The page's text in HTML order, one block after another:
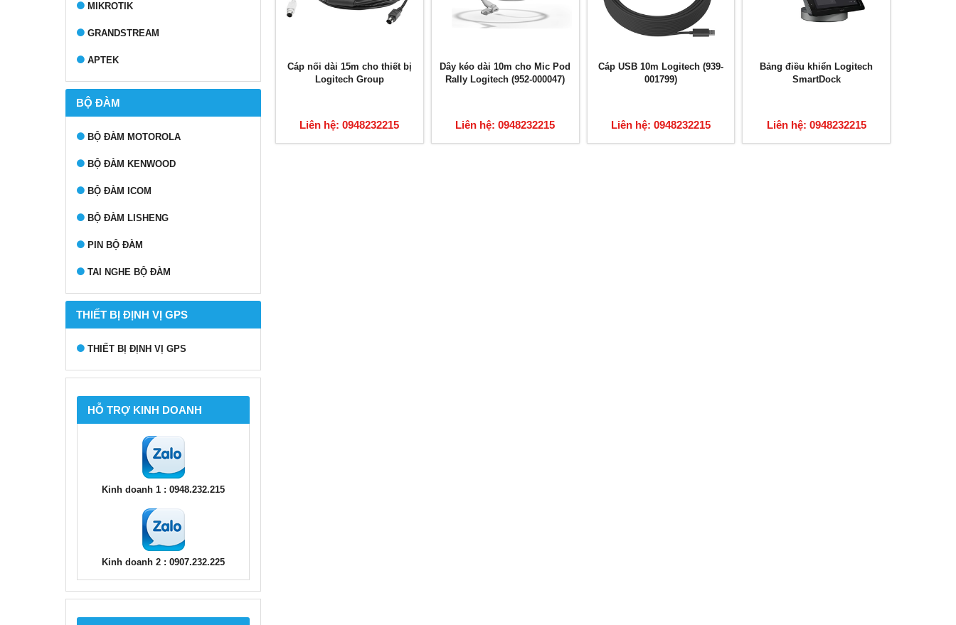
MIKROTIK
GRANDSTREAM
APTEK
BỘ ĐÀM
BỘ ĐÀM MOTOROLA
BỘ ĐÀM KENWOOD
BỘ ĐÀM ICOM
BỘ ĐÀM LISHENG
PIN BỘ ĐÀM
TAI NGHE BỘ ĐÀM
THIẾT BỊ ĐỊNH VỊ GPS
THIẾT BỊ ĐỊNH VỊ GPS
HỖ TRỢ KINH DOANH
Kinh doanh 1 : 0948.232.215
Kinh doanh 2 : 0907.232.225
Cáp nối dài 15m cho thiết bị
Logitech Group
Liên hệ: 0948232215
Dây kéo dài 10m cho Mic Pod
Rally Logitech (952-000047)
Liên hệ: 0948232215
Cáp USB 10m Logitech (939-
001799)
Liên hệ: 0948232215
Bảng điều khiển Logitech
SmartDock
Liên hệ: 0948232215